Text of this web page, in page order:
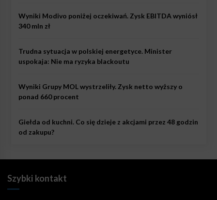
Wyniki Modivo poniżej oczekiwań. Zysk EBITDA wyniósł
340 mln zł
Trudna sytuacja w polskiej energetyce. Minister
uspokaja: Nie ma ryzyka blackoutu
Wyniki Grupy MOL wystrzeliły. Zysk netto wyższy o
ponad 660 procent
Giełda od kuchni. Co się dzieje z akcjami przez 48 godzin
od zakupu?
Szybki kontakt